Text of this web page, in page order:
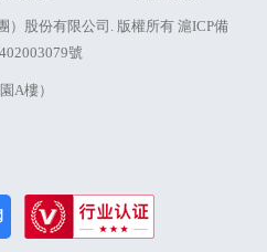
）股份有限公司. 版權所有滬ICP備
號
A樓）